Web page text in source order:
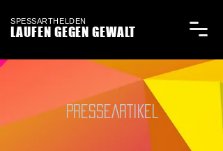
SPESSARTHELDEN
LAUFEN GEGEN GEWALT
PRESSEARTIKEL